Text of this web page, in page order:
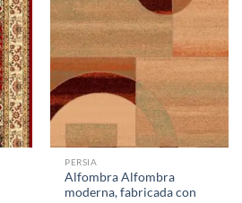
PERSIA
Alfombra Alfombra
moderna, fabricada con